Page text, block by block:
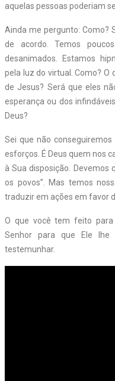
aquelas pessoas poderiam
Ainda me pergunto: Como?
de acordo. Temos
desanimados. Estamos
pela luz do virtual. Como?
de Jesus? Será que eles
esperança ou dos
Deus?
Sei que não
esforços. É Deus quem nos
à Sua disposição. Devemos
os povos”. Mas temos
traduzir em ações em favor
O que você tem feito para
Senhor para que Ele
testemunhar.